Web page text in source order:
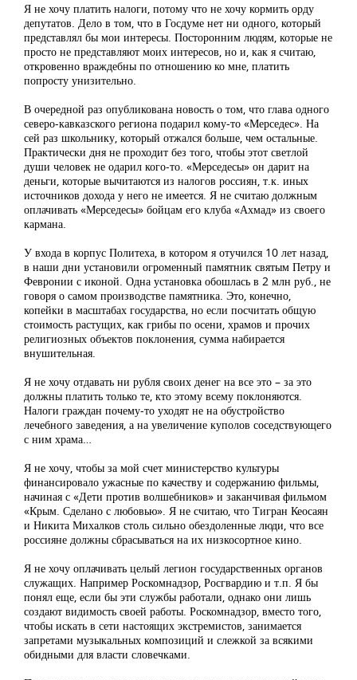
Я не хочу платить налоги, потому что не хочу кормить орду
депутатов. Дело в том, что в Госдуме нет ни одного, который
представлял бы мои интересы. Посторонним людям, которые не
просто не представляют моих интересов, но и, как я считаю,
откровенно враждебны по отношению ко мне, платить
попросту унизительно.
В очередной раз опубликована новость о том, что глава одного
северо-кавказского региона подарил кому-то «Мерседес». На
сей раз школьнику, который отжался больше, чем остальные.
Практически дня не проходит без того, чтобы этот светлой
души человек не одарил кого-то. «Мерседесы» он дарит на
деньги, которые вычитаются из налогов россиян, т.к. иных
источников дохода у него не имеется. Я не считаю должным
оплачивать «Мерседесы» бойцам его клуба «Ахмад» из своего
кармана.
У входа в корпус Политеха, в котором я отучился 10 лет назад,
в наши дни установили огроменный памятник святым Петру и
Февронии с иконой. Одна установка обошлась в 2 млн руб., не
говоря о самом производстве памятника. Это, конечно,
копейки в масштабах государства, но если посчитать общую
стоимость растущих, как грибы по осени, храмов и прочих
религиозных объектов поклонения, сумма набирается
внушительная.
Я не хочу отдавать ни рубля своих денег на все это – за это
должны платить только те, кто этому всему поклоняются.
Налоги граждан почему-то уходят не на обустройство
лечебного заведения, а на увеличение куполов соседствующего
с ним храма…
Я не хочу, чтобы за мой счет министерство культуры
финансировало ужасные по качеству и содержанию фильмы,
начиная с «Дети против волшебников» и заканчивая фильмом
«Крым. Сделано с любовью». Я не считаю, что Тигран Кеосаян
и Никита Михалков столь сильно обездоленные люди, что все
россияне должны сбрасываться на их низкосортное кино.
Я не хочу оплачивать целый легион государственных органов
служащих. Например Роскомнадзор, Росгвардию и т.п. Я бы
понял еще, если бы эти службы работали, однако они лишь
создают видимость своей работы. Роскомнадзор, вместо того,
чтобы искать в сети настоящих экстремистов, занимается
запретами музыкальных композиций и слежкой за всякими
обидными для власти словечками.